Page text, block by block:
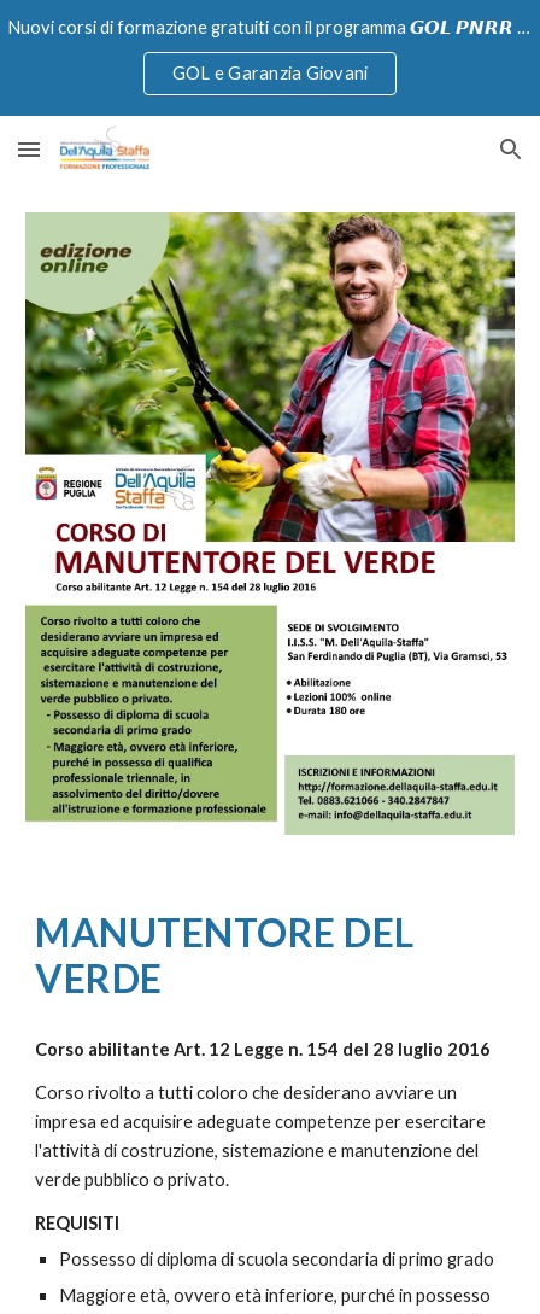
Nuovi corsi di formazione gratuiti con il programma 𝙂𝙊𝙇 𝙋𝙉𝙍𝙍 e Garanzia Giovani
GOL e Garanzia Giovani
MANUTENTORE DEL
VERDE
Corso abilitante Art. 12 Legge n. 154 del 28 luglio 2016
Corso rivolto a tutti coloro che desiderano avviare un
impresa ed acquisire adeguate competenze per esercitare
l'attività di costruzione, sistemazione e manutenzione del
verde pubblico o privato.
REQUISITI
Possesso di diploma di scuola secondaria di primo grado
Maggiore età, ovvero età inferiore, purché in possesso